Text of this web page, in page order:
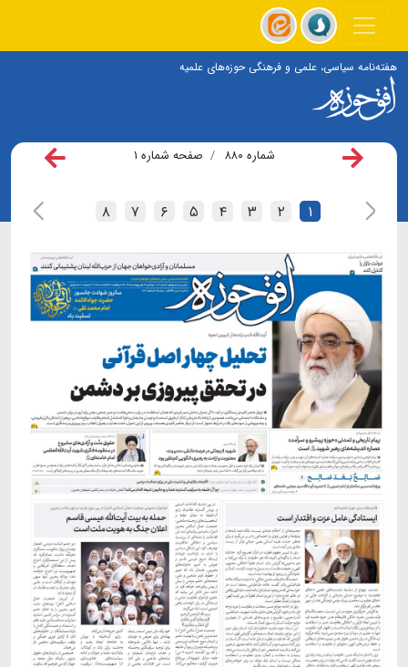
هفته‌نامه سیاسی، علمی و فرهنگی حوزه‌های علمیه
شماره ۸۸۰ صفحه شماره ۱
۱ ۲ ۳ ۴ ۵ ۶ ۷ ۸